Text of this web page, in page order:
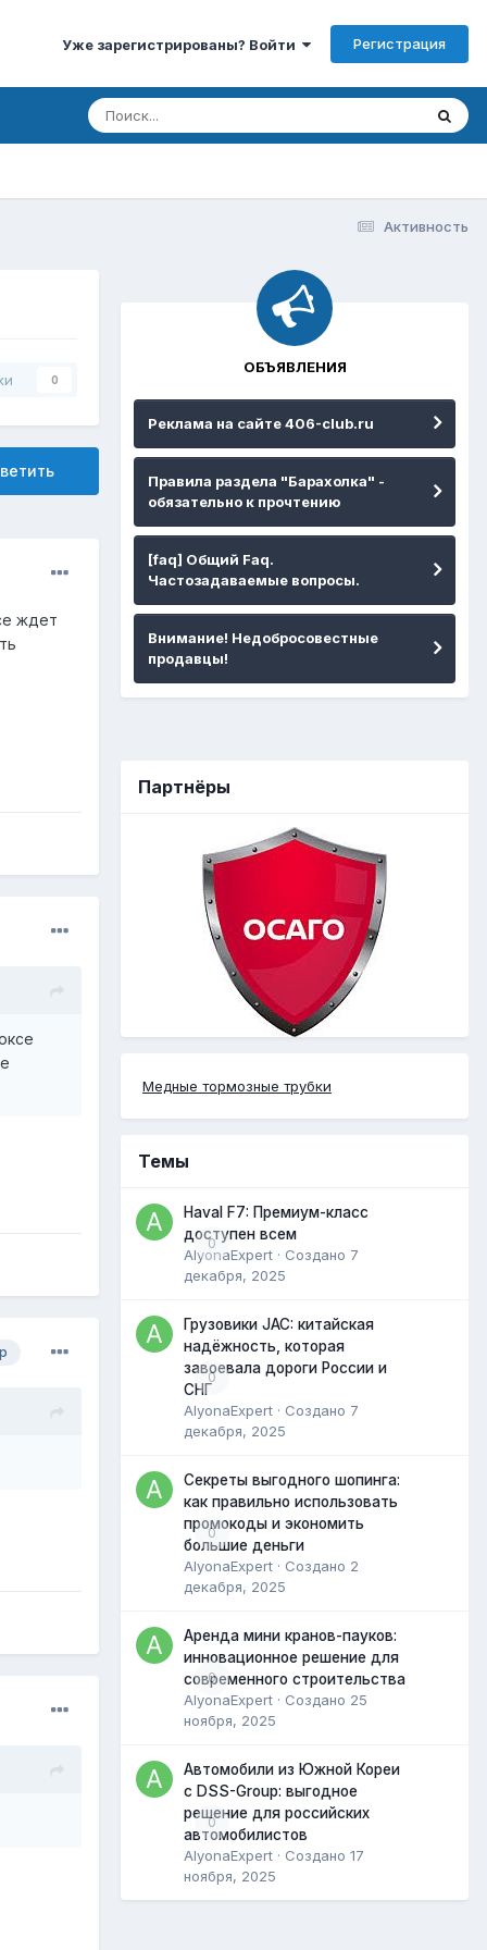
Уже зарегистрированы? Войти Регистрация
Активность
0
ждет
ОБЪЯВЛЕНИЯ
Реклама на сайте 406-club.ru
Правила раздела "Барахолка" -
обязательно к прочтению
[faq] Общий Faq.
Частозадаваемые вопросы.
Внимание! Недобросовестные
продавцы!
Партнёры
Медные тормозные трубки
Темы
0
Haval F7: Премиум-класс
доступен всем
AlyonaExpert · Создано 7
декабря, 2025
0
Грузовики JAC: китайская
надёжность, которая
завоевала дороги России и
СНГ
AlyonaExpert · Создано 7
декабря, 2025
0
Секреты выгодного шопинга:
как правильно использовать
промокоды и экономить
большие деньги
AlyonaExpert · Создано 2
декабря, 2025
0
Аренда мини кранов-пауков:
инновационное решение для
современного строительства
AlyonaExpert · Создано 25
ноября, 2025
0
Автомобили из Южной Кореи
с DSS-Group: выгодное
решение для российских
автомобилистов
AlyonaExpert · Создано 17
ноября, 2025